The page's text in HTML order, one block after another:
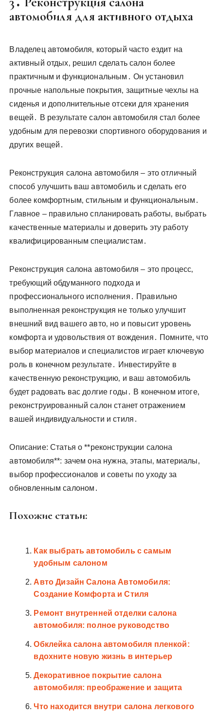
автомобиля для активного отдыха
Владелец автомобиля‚ который часто ездит на
активный отдых‚ решил сделать салон более
практичным и функциональным․ Он установил
прочные напольные покрытия‚ защитные чехлы на
сиденья и дополнительные отсеки для хранения
вещей․ В результате салон автомобиля стал более
удобным для перевозки спортивного оборудования и
других вещей․
Реконструкция салона автомобиля – это отличный
способ улучшить ваш автомобиль и сделать его
более комфортным‚ стильным и функциональным․
Главное – правильно спланировать работы‚ выбрать
качественные материалы и доверить эту работу
квалифицированным специалистам․
Реконструкция салона автомобиля – это процесс‚
требующий обдуманного подхода и
профессионального исполнения․ Правильно
выполненная реконструкция не только улучшит
внешний вид вашего авто‚ но и повысит уровень
комфорта и удовольствия от вождения․ Помните‚ что
выбор материалов и специалистов играет ключевую
роль в конечном результате․ Инвестируйте в
качественную реконструкцию‚ и ваш автомобиль
будет радовать вас долгие годы․ В конечном итоге‚
реконструированный салон станет отражением
вашей индивидуальности и стиля․
Описание: Статья о **реконструкции салона
автомобиля**: зачем она нужна‚ этапы‚ материалы‚
выбор профессионалов и советы по уходу за
обновленным салоном․
Похожие статьи:
Как выбрать автомобиль с самым
удобным салоном
Авто Дизайн Салона Автомобиля:
Создание Комфорта и Стиля
Ремонт внутренней отделки салона
автомобиля: полное руководство
Обклейка салона автомобиля пленкой:
вдохните новую жизнь в интерьер
Декоративное покрытие салона
автомобиля: преображение и защита
Что находится внутри салона легкового